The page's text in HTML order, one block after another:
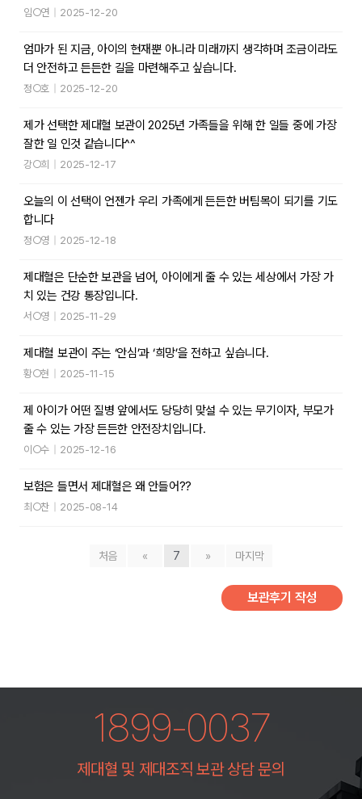
임○연 2025-12-20
엄마가 된 지금, 아이의 현재뿐 아니라 미래까지 생각하며 조금이라도
더 안전하고 든든한 길을 마련해주고 싶습니다.
정○호 2025-12-20
제가 선택한 제대혈 보관이 2025년 가족들을 위해 한 일들 중에 가장
잘한 일 인것 같습니다^^
강○희 2025-12-17
오늘의 이 선택이 언젠가 우리 가족에게 든든한 버팀목이 되기를 기도
합니다
정○영 2025-12-18
제대혈은 단순한 보관을 넘어, 아이에게 줄 수 있는 세상에서 가장 가
치 있는 건강 통장입니다.
서○영 2025-11-29
제대혈 보관이 주는 ‘안심’과 ‘희망’을 전하고 싶습니다.
황○현 2025-11-15
제 아이가 어떤 질병 앞에서도 당당히 맞설 수 있는 무기이자, 부모가
줄 수 있는 가장 든든한 안전장치입니다.
이○수 2025-12-16
보험은 들면서 제대혈은 왜 안들어??
최○찬 2025-08-14
처음 « 7 » 마지막
보관후기 작성
1899-0037
제대혈 및 제대조직 보관 상담 문의